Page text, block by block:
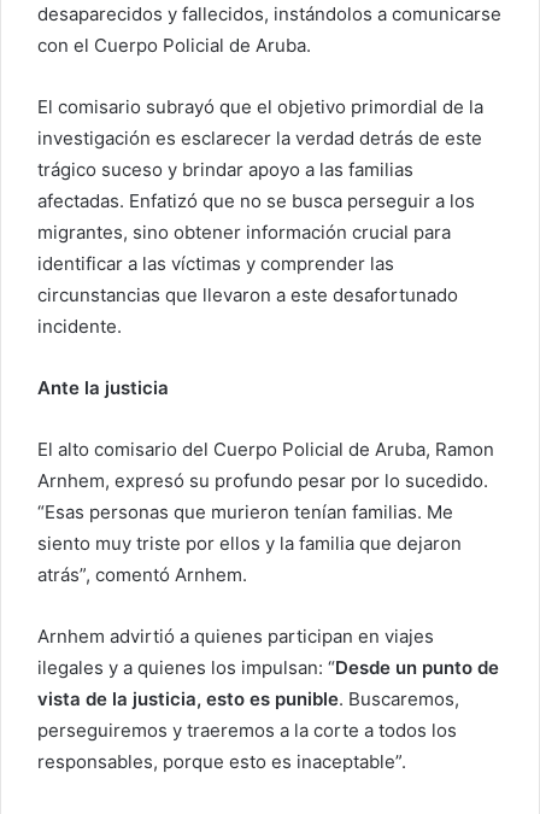
desaparecidos y fallecidos, instándolos a comunicarse
con el Cuerpo Policial de Aruba.
El comisario subrayó que el objetivo primordial de la
investigación es esclarecer la verdad detrás de este
trágico suceso y brindar apoyo a las familias
afectadas. Enfatizó que no se busca perseguir a los
migrantes, sino obtener información crucial para
identificar a las víctimas y comprender las
circunstancias que llevaron a este desafortunado
incidente.
Ante la justicia
El alto comisario del Cuerpo Policial de Aruba, Ramon
Arnhem, expresó su profundo pesar por lo sucedido.
“Esas personas que murieron tenían familias. Me
siento muy triste por ellos y la familia que dejaron
atrás”, comentó Arnhem.
Arnhem advirtió a quienes participan en viajes
ilegales y a quienes los impulsan: “Desde un punto de
vista de la justicia, esto es punible. Buscaremos,
perseguiremos y traeremos a la corte a todos los
responsables, porque esto es inaceptable”.